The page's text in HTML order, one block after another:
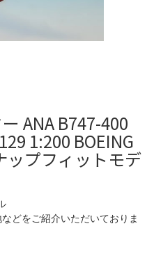
ANA B747-400
1:200 BOEING
ップフィットモデ
どをご紹介いただいておりま